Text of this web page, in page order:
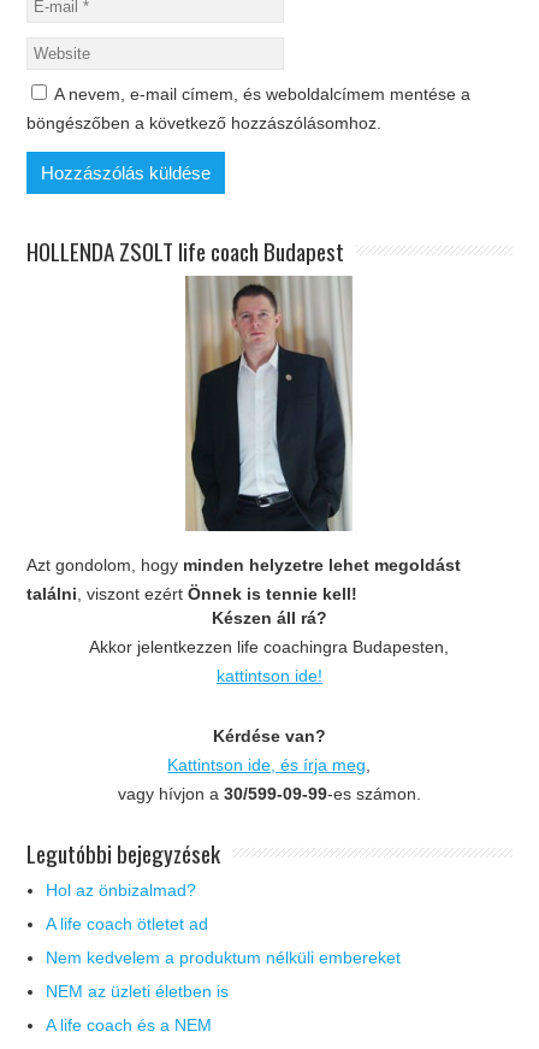
A nevem, e-mail címem, és weboldalcímem mentése a
böngészőben a következő hozzászólásomhoz.
HOLLENDA ZSOLT life coach Budapest
Azt gondolom, hogy minden helyzetre lehet megoldást
találni , viszont ezértÖnnek is tennie kell!
Készen áll rá?
Akkor jelentkezzen life coachingra Budapesten,
kattintson ide!
Kérdése van?
Kattintson ide, és írja meg
vagy hívjon a 30/599-09-99-es számon.
Legutóbbi bejegyzések
Hol az önbizalmad?
A life coach ötletet ad
Nem kedvelem a produktum nélküli embereket
NEM az üzleti életben is
A life coach és a NEM